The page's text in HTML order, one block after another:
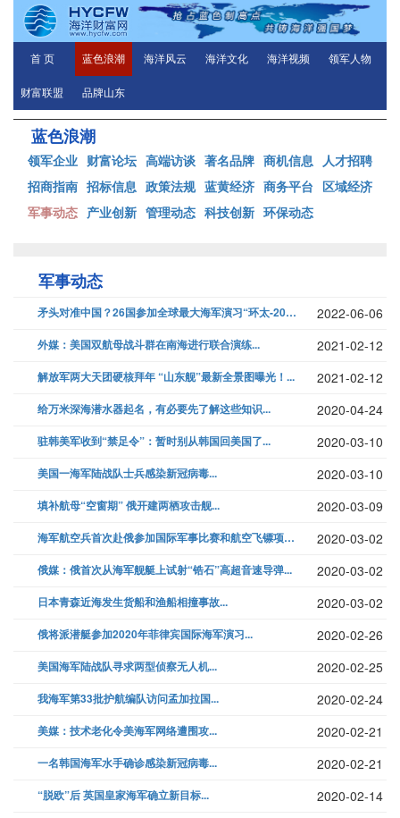
首 页 蓝色浪潮 海洋风云 海洋文化 海洋视频 领军人物
财富联盟 品牌山东
蓝色浪潮
领军企业 财富论坛 高端访谈 著名品牌 商机信息 人才招聘
招商指南 招标信息 政策法规 蓝黄经济 商务平台 区域经济
军事动态 产业创新 管理动态 科技创新 环保动态
军事动态
矛头对准中国？26国参加全球最大海军演习“环太-2022”，从6月29... 2022-06-06
外媒：美国双航母战斗群在南海进行联合演练... 2021-02-12
解放军两大天团硬核拜年 “山东舰”最新全景图曝光！... 2021-02-12
给万米深海潜水器起名，有必要先了解这些知识... 2020-04-24
驻韩美军收到“禁足令”：暂时别从韩国回美国了... 2020-03-10
美国一海军陆战队士兵感染新冠病毒... 2020-03-10
填补航母“空窗期” 俄开建两栖攻击舰... 2020-03-09
海军航空兵首次赴俄参加国际军事比赛和航空飞镖项目... 2020-03-02
​俄媒：俄首次从海军舰艇上试射“锆石”高超音速导弹... 2020-03-02
日本青森近海发生货船和渔船相撞事故... 2020-03-02
俄将派潜艇参加2020年菲律宾国际海军演习... 2020-02-26
美国海军陆战队寻求两型侦察无人机... 2020-02-25
我海军第33批护航编队访问孟加拉国... 2020-02-24
美媒：技术老化令美海军网络遭围攻... 2020-02-21
一名韩国海军水手确诊感染新冠病毒... 2020-02-21
“脱欧”后 英国皇家海军确立新目标... 2020-02-14